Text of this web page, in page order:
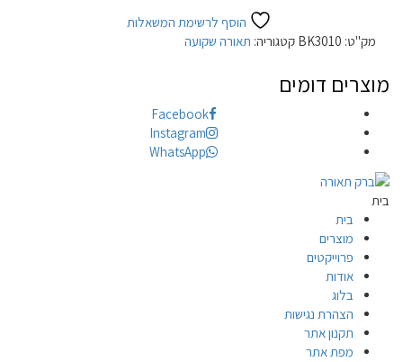
הוסף לרשימת המשאלות
מק"ט: BK3010 קטגוריה: תאורה שקועה
מוצרים דומים
Facebook
Instagram
WhatsApp
בית
בית
מוצרים
פרוייקטים
אודות
בלוג
הצהרת נגישות
תקנון אתר
מפת אתר